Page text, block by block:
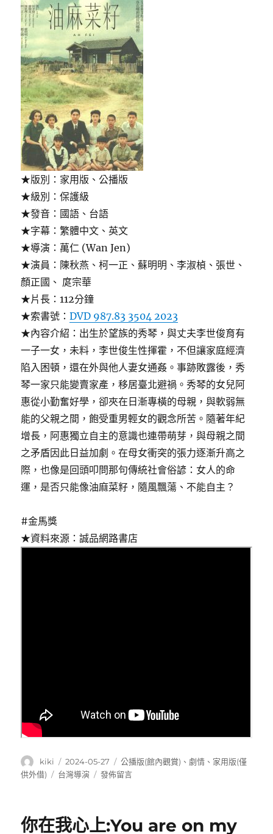
★版別：家用版、公播版
★級別：保護級
★發音：國語、台語
★字幕：繁體中文、英文
★導演：萬仁 (Wan Jen)
★演員：陳秋燕、柯一正、蘇明明、李淑楨、張世、
顏正國、 庹宗華
★片長：112分鐘
★索書號：DVD 987.83 3504 2023
★內容介紹：出生於望族的秀琴，與丈夫李世俊育有
一子一女，未料，李世俊生性揮霍，不但讓家庭經濟
陷入困頓，還在外與他人妻女通姦。事跡敗露後，秀
琴一家只能變賣家產，移居臺北避禍。秀琴的女兒阿
惠從小勤奮好學，卻夾在日漸專橫的母親，與軟弱無
能的父親之間，飽受重男輕女的觀念所苦。隨著年紀
增長，阿惠獨立自主的意識也連帶萌芽，與母親之間
之矛盾因此日益加劇。在母女衝突的張力逐漸升高之
際，也像是回頭叩問那句傳統社會俗諺：女人的命
運，是否只能像油麻菜籽，隨風飄蕩、不能自主？
#金馬獎
★資料來源：誠品網路書店
作
者
kiki
發
佈
2024-05-27
分
類
公播版(館內觀賞) 、 劇情 、 家用版(僅
供外借)
標
台灣導演
在
籽:Ah
發佈留言
你在我心上:You are on my